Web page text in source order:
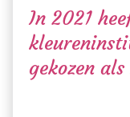
In 2021
gekozen